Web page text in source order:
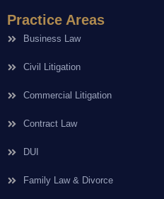
Practice Areas
Business Law
Civil Litigation
Commercial Litigation
Contract Law
DUI
Family Law & Divorce